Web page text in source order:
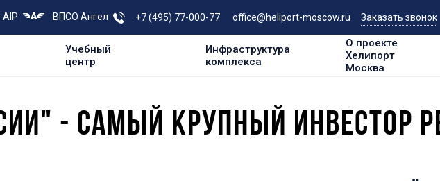
AIP ВПСО Ангел +7 (495) 77-000-77 office@heliport-moscow.ru Заказать звонок
Учебный
центр
Инфраструктура
комплекса
О проекте
Хелипорт
Москва
- САМЫЙ КРУПНЫЙ ИНВЕСТОР